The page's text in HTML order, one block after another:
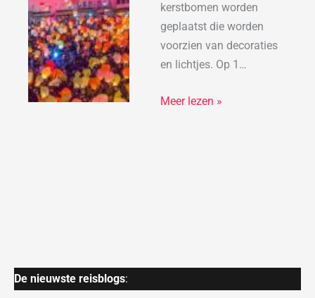
kerstbomen worden
geplaatst die worden
voorzien van decoraties
en lichtjes. Op 1…
Meer lezen »
De nieuwste reisblogs: